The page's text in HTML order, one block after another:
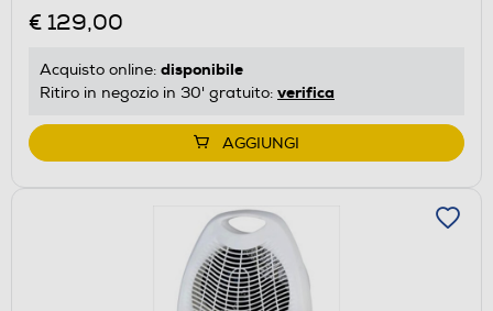
€ 129,00
Acquisto online: disponibile
Ritiro in negozio in 30' gratuito: verifica
AGGIUNGI